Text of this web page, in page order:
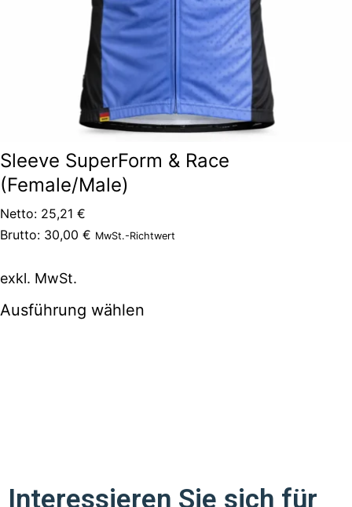
Sleeve SuperForm & Race
(Female/Male)
Netto: 25,21 €
Brutto: 30,00 € MwSt.-Richtwert
exkl. MwSt.
Ausführung wählen
Interessieren Sie sich für